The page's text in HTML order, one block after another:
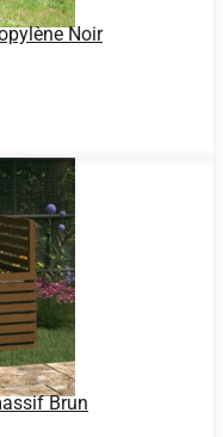
Noir
Brun